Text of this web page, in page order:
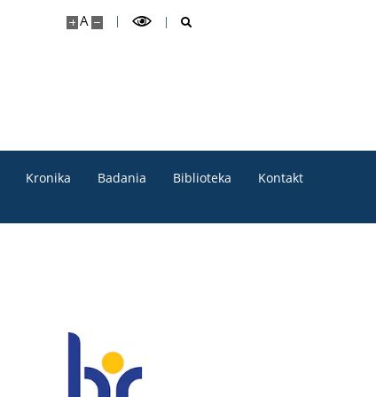
A
Kronika Badania Biblioteka Kontakt